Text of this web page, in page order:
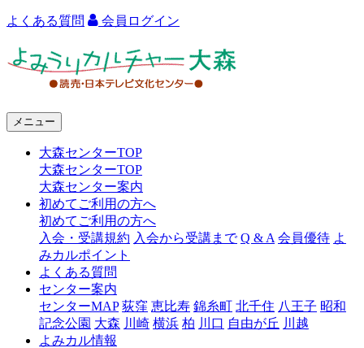
よくある質問 会員ログイン
ャ
森
メニュー
大森センターTOP
大森センターTOP
大森センター案内
初めてご利用の方へ
初めてご利用の方へ
入会・受講規約 入会から受講まで Q & A 会員優待 よ
みカルポイント
よくある質問
センター案内
センターMAP 荻窪 恵比寿 錦糸町 北千住 八王子 昭和
記念公園 大森 川崎 横浜 柏 川口 自由が丘 川越
よみカル情報